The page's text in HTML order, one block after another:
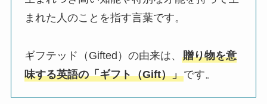
まれた人のことを指す言葉です。
ギフテッド（Gifted）の由来は、贈り物を意
味する英語の「ギフト（Gift）」です。